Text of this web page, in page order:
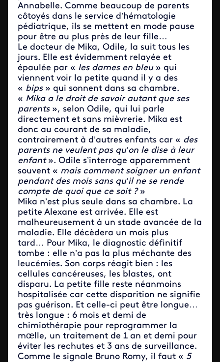
Annabelle. Comme beaucoup de parents
côtoyés dans le service d’hématologie
pédiatrique, ils se mettent en mode pause
pour être au plus près de leur fille…
Le docteur de Mika, Odile, la suit tous les
jours. Elle est évidemment relayée et
épaulée par « les dames en bleu » qui
viennent voir la petite quand il y a des
« bips» qui sonnent dans sa chambre.
« Mika a le droit de savoir autant que ses
parents », selon Odile, qui lui parle
directement et sans mièvrerie. Mika est
donc au courant de sa maladie,
contrairement à d’autres enfants car « des
parents ne veulent pas qu’on le dise à leur
enfant ». Odile s’interroge apparemment
souvent « mais comment soigner un enfant
pendant des mois sans qu’il ne se rende
compte de quoi que ce soit ? »
Mika n’est plus seule dans sa chambre. La
petite Alexane est arrivée. Elle est
malheureusement à un stade avancée de la
maladie. Elle décèdera un mois plus
tard… Pour Mika, le diagnostic définitif
tombe : elle n’a pas la plus méchante des
leucémies. Son corps réagit bien : les
cellules cancéreuses, les blastes, ont
disparu. La petite fille reste néanmoins
hospitalisée car cette disparition ne signifie
pas guérison. Et celle-ci peut être longue…
très longue : 6 mois et demi de
chimiothérapie pour reprogrammer la
mœlle, un traitement de 1 an et demi pour
éviter les rechutes et 3 ans de surveillance.
Comme le signale Bruno Romy, il faut « 5